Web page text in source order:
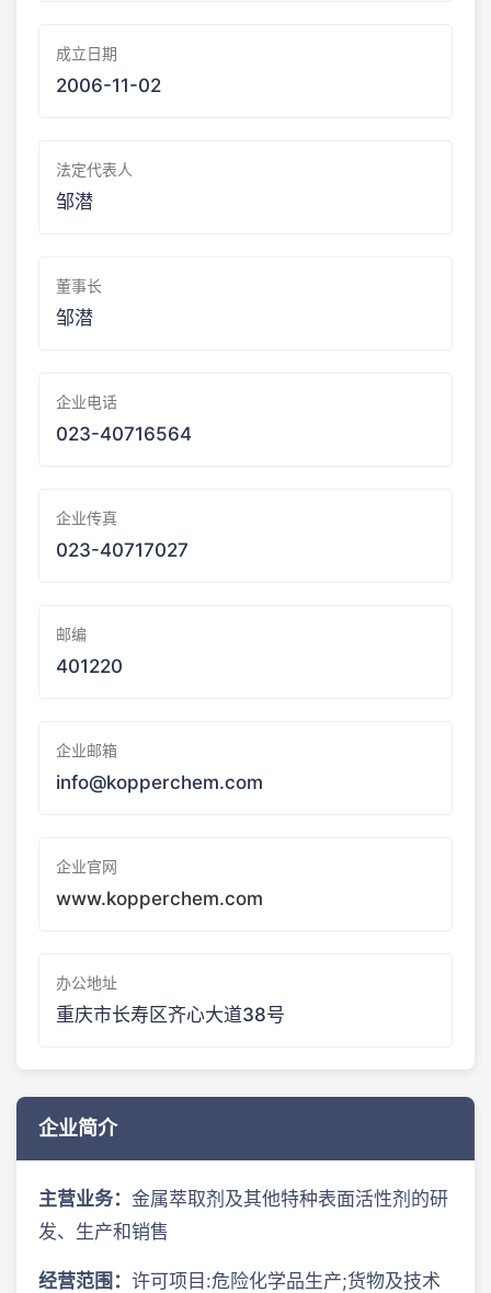
成立日期
2006-11-02
法定代表人
邹潜
董事长
邹潜
企业电话
023-40716564
企业传真
023-40717027
邮编
401220
企业邮箱
info@kopperchem.com
企业官网
www.kopperchem.com
办公地址
重庆市长寿区齐心大道38号
企业简介
主营业务： 金属萃取剂及其他特种表面活性剂的研
发、生产和销售
经营范围： 许可项目:危险化学品生产;货物及技术